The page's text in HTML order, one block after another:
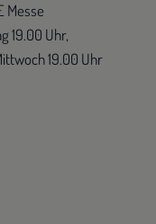
Messe
19.00 Uhr,
19.00 Uhr